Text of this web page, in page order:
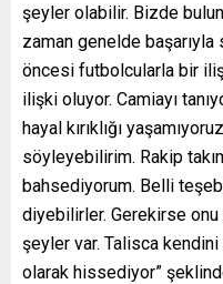
şeyler olabilir. Bizde
zaman genelde başarıyla
öncesi futbolcularla bir
ilişki oluyor. Camiayı
hayal kırıklığı
söyleyebilirim. Rakip
bahsediyorum. Belli
diyebilirler. Gerekirse onu
şeyler var. Talisca
olarak hissediyor”